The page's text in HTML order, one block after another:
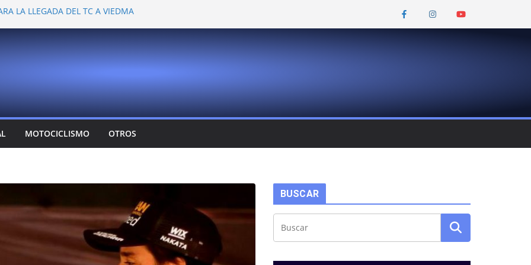
LA LLEGADA DEL TC A VIEDMA
EN LA PLATA
VER A TANTOS PILOTOS
DEJÓ CAMBIOS EN LOS CAMPEONATOS
CONFIRMA SU REGRESO AL TOP RACE
MOTOCICLISMO OTROS
BUSCAR